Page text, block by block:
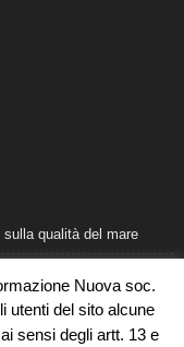
qualità del mare
veri
Nuova soc.
utenti del sito alcune
sensi degli artt. 13 e